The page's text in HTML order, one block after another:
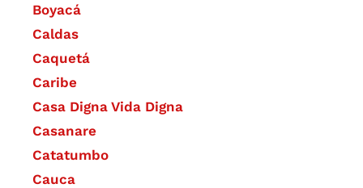
Boyacá
Caldas
Caquetá
Caribe
Casa Digna Vida Digna
Casanare
Catatumbo
Cauca